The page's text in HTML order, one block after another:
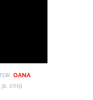
OANA
2019